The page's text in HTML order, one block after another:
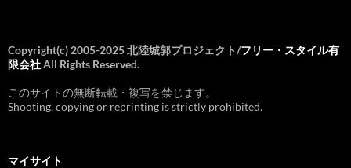
Copyright(c) 2005-2025 北陸城郭プロジェクト/フリー・スタイル有
限会社All Rights Reserved.
このサイトの無断転載・複写を禁じます。
Shooting, copying or reprinting is strictly prohibited.
マイサイト